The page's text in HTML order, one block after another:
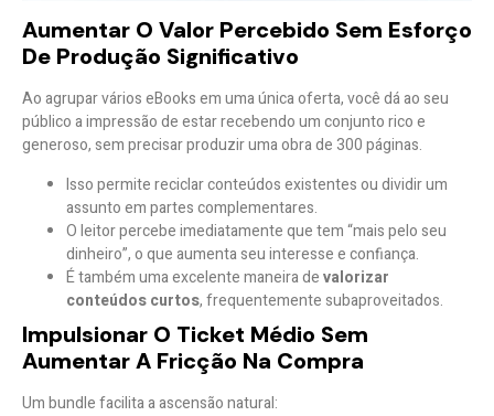
Aumentar O Valor Percebido Sem Esforço
De Produção Significativo
Ao agrupar vários eBooks em uma única oferta, você dá ao seu
público a impressão de estar recebendo umconjunto rico e
generoso, sem precisar produzir uma obra de 300 páginas.
Isso permite reciclar conteúdos existentes ou dividir um
assunto em partes complementares.
O leitor percebe imediatamente que tem “mais pelo seu
dinheiro”, o que aumenta seu interesse e confiança.
É também uma excelente maneira devalorizar
conteúdos curtos, frequentemente subaproveitados.
Impulsionar O Ticket Médio Sem
Aumentar A Fricção Na Compra
Um bundle facilita a ascensão natural: